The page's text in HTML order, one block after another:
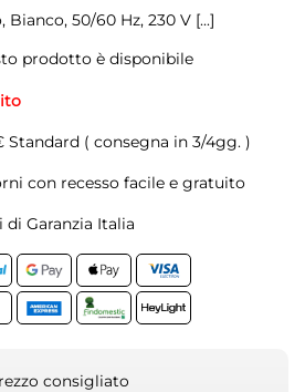
Bianco, 50/60 Hz, 230 V [...]
prodotto è disponibile
Standard ( consegna in 3/4gg. )
con recesso facile e gratuito
di Garanzia Italia
consigliato